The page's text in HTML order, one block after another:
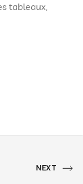
tableaux,
NEXT
NEXT